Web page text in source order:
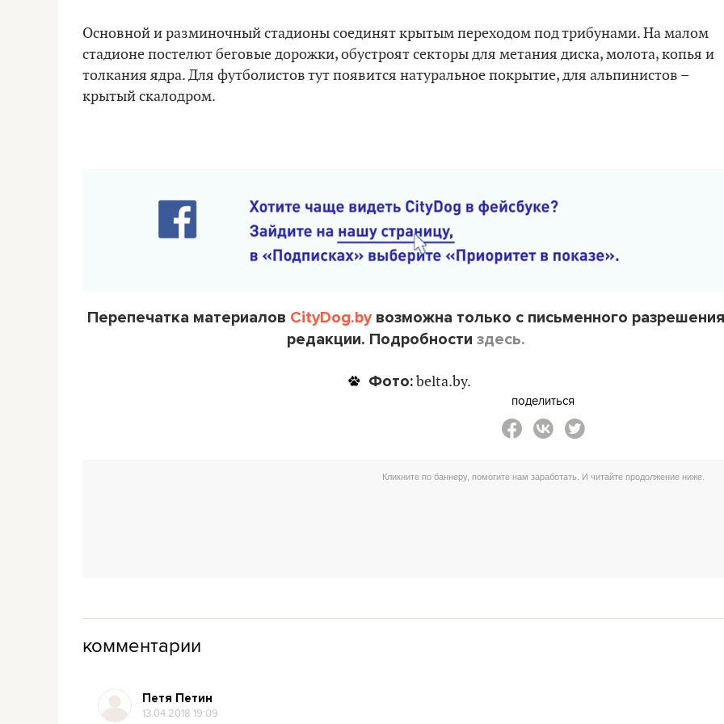
Основной и разминочный стадионы соединят крытым переходом под трибунами. На малом
стадионе постелют беговые дорожки, обустроят секторы для метания диска, молота, копья и
толкания ядра. Для футболистов тут появится натуральное покрытие, для альпинистов –
крытый скалодром.
Перепечатка материалов CityDog.byвозможна только с письменного разрешения
редакции. Подробности здесь.
Фото:belta.by.
поделиться
комментарии
Петя Петин
13.04.2018 19:09